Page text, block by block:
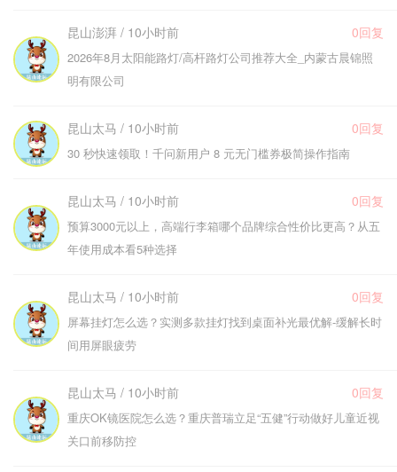
昆山澎湃 / 10小时前 0回复
2026年8月太阳能路灯/高杆路灯公司推荐大全_内蒙古晨锦照
明有限公司
昆山太马 / 10小时前 0回复
30 秒快速领取！千问新用户 8 元无门槛券极简操作指南
昆山太马 / 10小时前 0回复
预算3000元以上，高端行李箱哪个品牌综合性价比更高？从五
年使用成本看5种选择
昆山太马 / 10小时前 0回复
屏幕挂灯怎么选？实测多款挂灯找到桌面补光最优解-缓解长时
间用屏眼疲劳
昆山太马 / 10小时前 0回复
重庆OK镜医院怎么选？重庆普瑞立足“五健”行动做好儿童近视
关口前移防控